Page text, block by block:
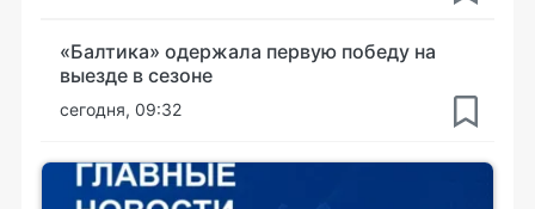
«Балтика» одержала первую победу на
выезде в сезоне
сегодня, 09:32